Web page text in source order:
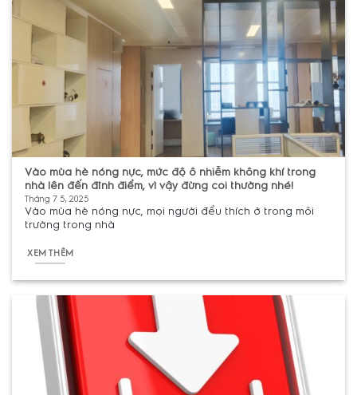
Vào mùa hè nóng nực, mức độ ô nhiễm không khí trong
nhà lên đến đỉnh điểm, vì vậy đừng coi thường nhé!
Tháng 7 5, 2025
Vào mùa hè nóng nực, mọi người đều thích ở trong môi
trường trong nhà
XEM THÊM